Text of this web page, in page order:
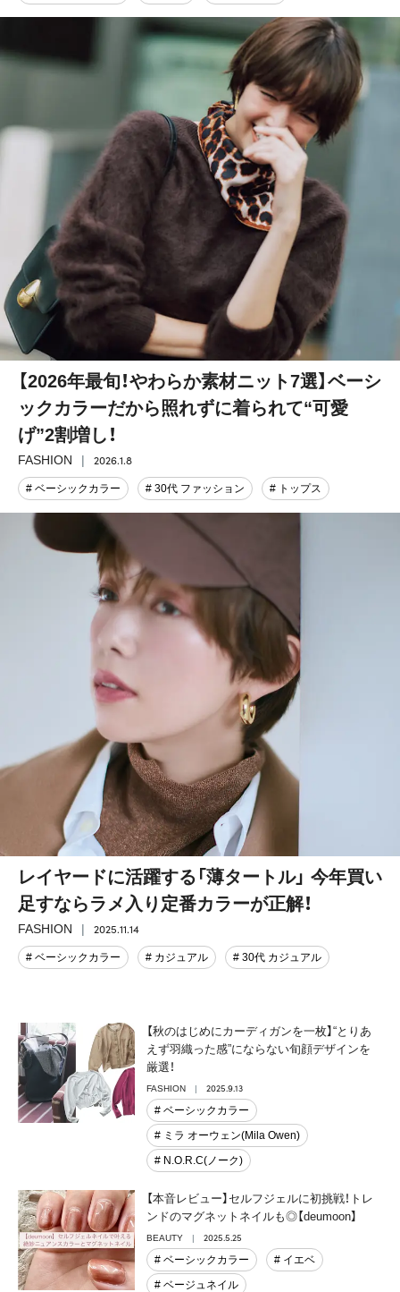
【2026年最旬！やわらか素材ニット7選】ベーシ
ックカラーだから照れずに着られて“可愛
げ”2割増し！
FASHION 2026.1.8
# ベーシックカラー # 30代 ファッション # トップス
レイヤードに活躍する「薄タートル」 今年買い
足すならラメ入り定番カラーが正解！
FASHION 2025.11.14
# ベーシックカラー # カジュアル # 30代 カジュアル
【秋のはじめにカーディガンを一枚】“とりあ
えず羽織った感”にならない旬顔デザインを
厳選！
FASHION
2025.9.13
# ベーシックカラー
# ミラ オーウェン(Mila Owen)
# N.O.R.C(ノーク)
【本音レビュー】セルフジェルに初挑戦！トレ
ンドのマグネットネイルも◎【deumoon】
BEAUTY
2025.5.25
# ベーシックカラー
# イエベ
# ベージュネイル